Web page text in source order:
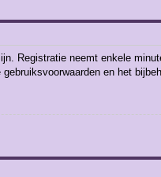
Registratie neemt enkele
en het